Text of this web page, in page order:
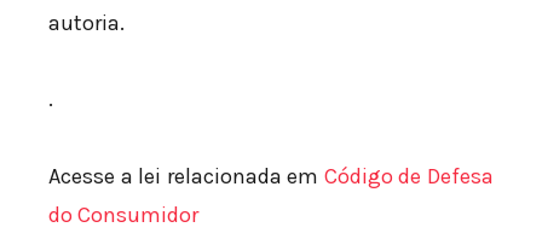
autoria.
.
Acesse a lei relacionada em Código de Defesa
do Consumidor